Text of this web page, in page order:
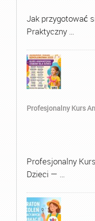
Jak przygotować
Praktyczny …
Profesjonalny Kurs
Profesjonalny
Dzieci — …